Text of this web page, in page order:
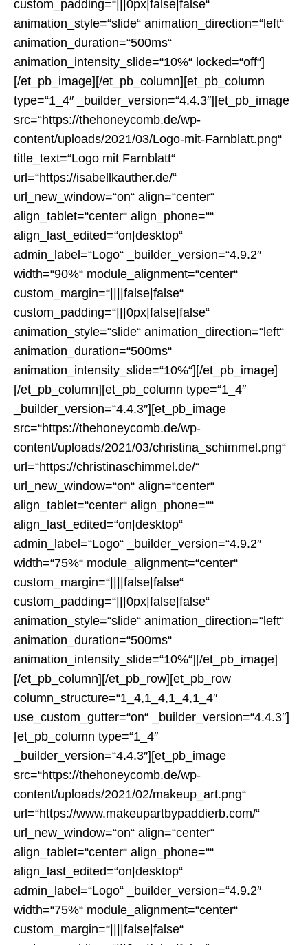
custom_padding=“|||0px|false|false“
animation_style=“slide“ animation_direction=“left“
animation_duration=“500ms“
animation_intensity_slide=“10%“ locked=“off“]
[/et_pb_image][/et_pb_column][et_pb_column
type=“1_4″ _builder_version=“4.4.3″][et_pb_image
src=“https://thehoneycomb.de/wp-
content/uploads/2021/03/Logo-mit-Farnblatt.png“
title_text=“Logo mit Farnblatt“
url=“https://isabellkauther.de/“
url_new_window=“on“ align=“center“
align_tablet=“center“ align_phone=““
align_last_edited=“on|desktop“
admin_label=“Logo“ _builder_version=“4.9.2″
width=“90%“ module_alignment=“center“
custom_margin=“||||false|false“
custom_padding=“|||0px|false|false“
animation_style=“slide“ animation_direction=“left“
animation_duration=“500ms“
animation_intensity_slide=“10%“][/et_pb_image]
[/et_pb_column][et_pb_column type=“1_4″
_builder_version=“4.4.3″][et_pb_image
src=“https://thehoneycomb.de/wp-
content/uploads/2021/03/christina_schimmel.png“
url=“https://christinaschimmel.de/“
url_new_window=“on“ align=“center“
align_tablet=“center“ align_phone=““
align_last_edited=“on|desktop“
admin_label=“Logo“ _builder_version=“4.9.2″
width=“75%“ module_alignment=“center“
custom_margin=“||||false|false“
custom_padding=“|||0px|false|false“
animation_style=“slide“ animation_direction=“left“
animation_duration=“500ms“
animation_intensity_slide=“10%“][/et_pb_image]
[/et_pb_column][/et_pb_row][et_pb_row
column_structure=“1_4,1_4,1_4,1_4″
use_custom_gutter=“on“ _builder_version=“4.4.3″]
[et_pb_column type=“1_4″
_builder_version=“4.4.3″][et_pb_image
src=“https://thehoneycomb.de/wp-
content/uploads/2021/02/makeup_art.png“
url=“https://www.makeupartbypaddierb.com/“
url_new_window=“on“ align=“center“
align_tablet=“center“ align_phone=““
align_last_edited=“on|desktop“
admin_label=“Logo“ _builder_version=“4.9.2″
width=“75%“ module_alignment=“center“
custom_margin=“||||false|false“